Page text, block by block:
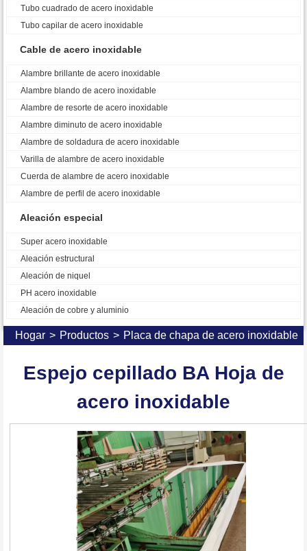
Tubo cuadrado de acero inoxidable
Tubo capilar de acero inoxidable
Cable de acero inoxidable
Alambre brillante de acero inoxidable
Alambre blando de acero inoxidable
Alambre de resorte de acero inoxidable
Alambre diminuto de acero inoxidable
Alambre de soldadura de acero inoxidable
Varilla de alambre de acero inoxidable
Cuerda de alambre de acero inoxidable
Alambre de perfil de acero inoxidable
Aleación especial
Super acero inoxidable
Aleación estructural
Aleación de niquel
PH acero inoxidable
Aleación de cobre y aluminio
Hogar > Productos > Placa de chapa de acero inoxidable
Espejo cepillado BA Hoja de
acero inoxidable